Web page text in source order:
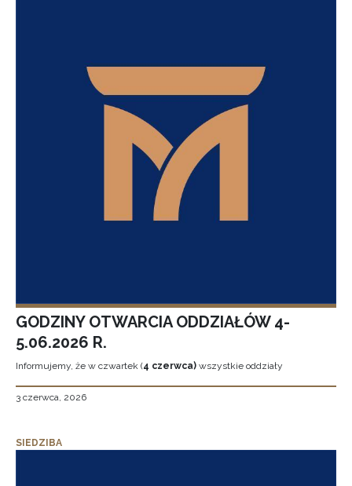
GODZINY OTWARCIA ODDZIAŁÓW 4-
5.06.2026 R.
Informujemy, że w czwartek (4 czerwca) wszystkie oddziały
3 czerwca, 2026
SIEDZIBA